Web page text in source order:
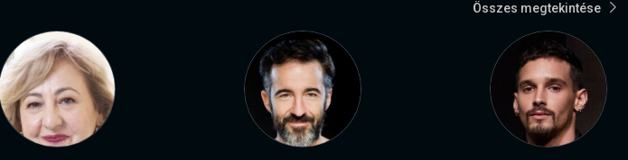
Összes megtekintése